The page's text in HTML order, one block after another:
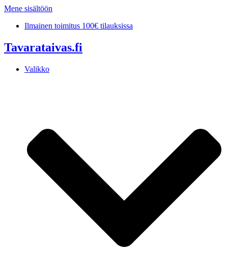
Mene sisältöön
Ilmainen toimitus 100€ tilauksissa
Tavarataivas.fi
Valikko